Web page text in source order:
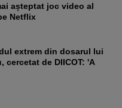
Netflix
cercetat de DIICOT: 'A